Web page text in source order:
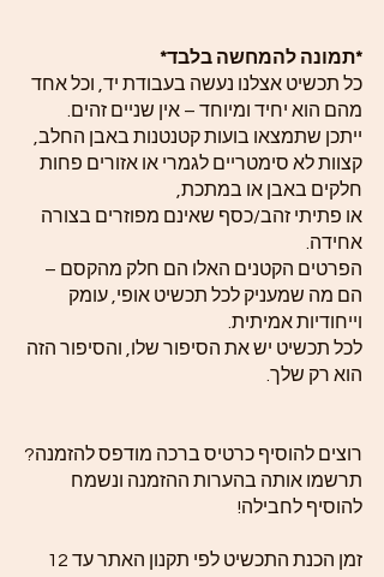
*תמונה להמחשה בלבד*
כל תכשיט אצלנו נעשה בעבודת יד, וכל אחד
מהם הוא יחיד ומיוחד – אין שניים זהים.
ייתכן שתמצאו בועות קטנטנות באבן החלב,
קצוות לא סימטריים לגמרי או אזורים פחות
חלקים באבן או במתכת,
או פתיתי זהב/כסף שאינם מפוזרים בצורה
אחידה.
הפרטים הקטנים האלו הם חלק מהקסם –
הם מה שמעניק לכל תכשיט אופי, עומק
וייחודיות אמיתית.
לכל תכשיט יש את הסיפור שלו, והסיפור הזה
הוא רק שלך.
רוצים להוסיף כרטיס ברכה מודפס להזמנה?
תרשמו אותה בהערות ההזמנה ונשמח
להוסיף לחבילה!
זמן הכנת התכשיט לפי תקנון האתר עד 12